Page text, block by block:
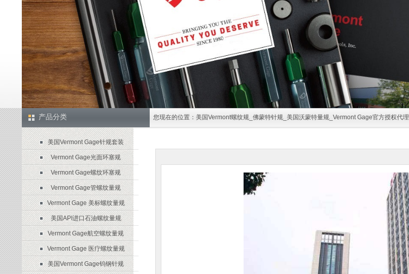
您现在的位置： 美国Vermont螺纹规_佛蒙特针规_美国沃蒙特量规_Vermont Gage官方授权代理
产品分类
美国Vermont Gage针规套装
Vermont Gage光面环塞规
Vermont Gage螺纹环塞规
Vermont Gage管螺纹量规
Vermont Gage 美标螺纹量规
美国API进口石油螺纹量规
Vermont Gage航空螺纹量规
Vermont Gage 医疗螺纹量规
美国Vermont Gage钨钢针规